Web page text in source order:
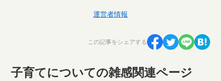
運営者情報
この記事をシェアする
子育てについての雑感関連ページ